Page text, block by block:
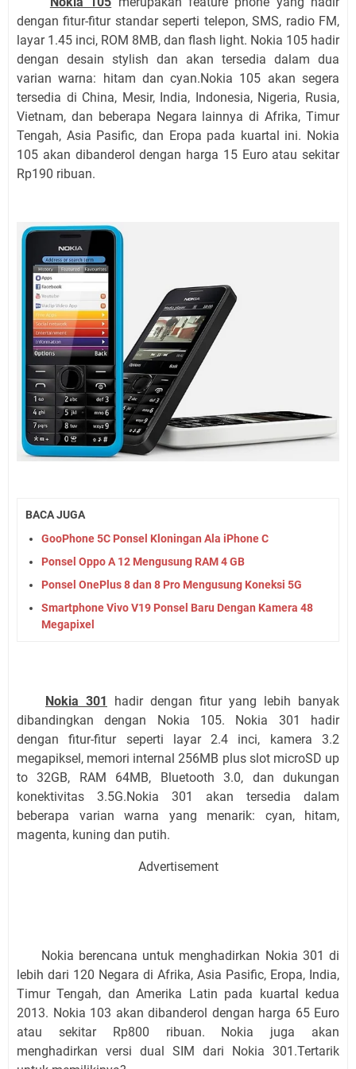
dengan fitur-fitur standar seperti telepon, SMS, radio FM,
layar 1.45 inci, ROM 8MB, dan flash light. Nokia 105 hadir
dengan desain stylish dan akan tersedia dalam dua
varian warna: hitam dan cyan.Nokia 105 akan segera
tersedia di China, Mesir, India, Indonesia, Nigeria, Rusia,
Vietnam, dan beberapa Negara lainnya di Afrika, Timur
Tengah, Asia Pasific, dan Eropa pada kuartal ini. Nokia
105 akan dibanderol dengan harga 15 Euro atau sekitar
Rp190 ribuan.
BACA JUGA
GooPhone 5C Ponsel Kloningan Ala iPhone C
Ponsel Oppo A 12 Mengusung RAM 4 GB
Ponsel OnePlus 8 dan 8 Pro Mengusung Koneksi 5G
Smartphone Vivo V19 Ponsel Baru Dengan Kamera 48
Megapixel
Nokia 301
hadir dengan fitur yang lebih banyak
dibandingkan dengan Nokia 105. Nokia 301 hadir
dengan fitur-fitur seperti layar 2.4 inci, kamera 3.2
megapiksel, memori internal 256MB plus slot microSD up
to 32GB, RAM 64MB, Bluetooth 3.0, dan dukungan
konektivitas 3.5G.Nokia 301 akan tersedia dalam
beberapa varian warna yang menarik: cyan, hitam,
magenta, kuning dan putih.
Advertisement
Nokia berencana untuk menghadirkan Nokia 301 di
lebih dari 120 Negara di Afrika, Asia Pasific, Eropa, India,
Timur Tengah, dan Amerika Latin pada kuartal kedua
2013. Nokia 103 akan dibanderol dengan harga 65 Euro
atau sekitar Rp800 ribuan. Nokia juga akan
menghadirkan versi dual SIM dari Nokia 301.Tertarik